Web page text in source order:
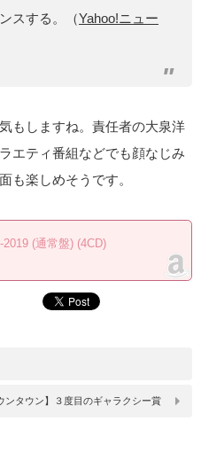
スする。（Yahoo!ニュー
もしますね。責任者の大泉洋
エティ番組などでも顔なじみ
も楽しめそうです。
(通常盤) (4CD)
ンタウン】３度目のギャラクシー賞